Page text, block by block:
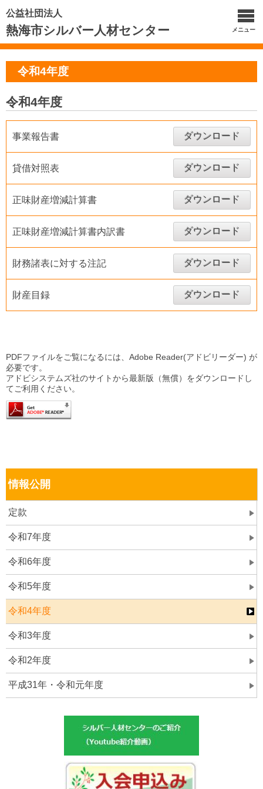
公益社団法人
熱海市シルバー人材センター メニュー
令和4年度
令和4年度
事業報告書 ダウンロード
貸借対照表 ダウンロード
正味財産増減計算書 ダウンロード
正味財産増減計算書内訳書 ダウンロード
財務諸表に対する注記 ダウンロード
財産目録 ダウンロード
PDFファイルをご覧になるには、Adobe Reader(アドビリーダー) が
必要です。
アドビシステムズ社のサイトから最新版（無償）をダウンロードし
てご利用ください。
情報公開
定款
令和7年度
令和6年度
令和5年度
令和4年度
令和3年度
令和2年度
平成31年・令和元年度